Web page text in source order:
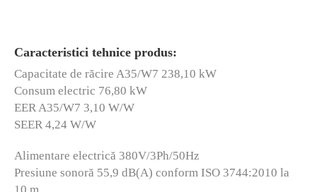
Caracteristici tehnice produs:
Capacitate de răcire A35/W7 238,10 kW
Consum electric 76,80 kW
EER A35/W7 3,10 W/W
SEER 4,24 W/W
Alimentare electrică 380V/3Ph/50Hz
Presiune sonoră 55,9 dB(A) conform ISO 3744:2010 la